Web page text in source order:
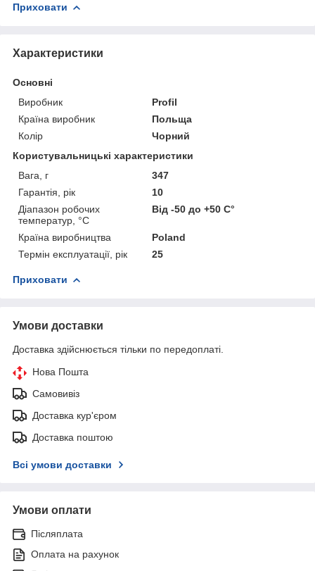
Приховати
Характеристики
Основні
Виробник
Profil
Країна виробник
Польща
Колір
Чорний
Користувальницькі характеристики
Вага, г
347
Гарантія, рік
10
Діапазон робочих
температур, °С
Від -50 до +50 С°
Країна виробництва
Poland
Термін експлуатації, рік
25
Приховати
Умови доставки
Доставка здійснюється тільки по передоплаті.
Нова Пошта
Самовивіз
Доставка кур'єром
Доставка поштою
Всі умови доставки
Умови оплати
Післяплата
Оплата на рахунок